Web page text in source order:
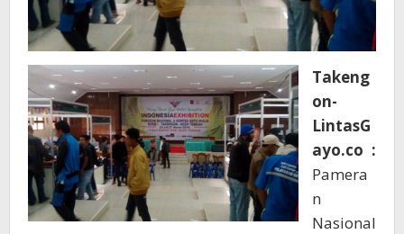
Takeng
on-
LintasG
ayo.co :
Pamera
n
Nasional